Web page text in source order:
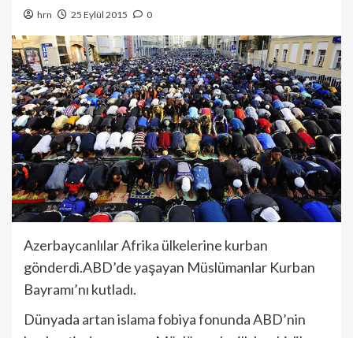
hrn 25 Eylül 2015 0
Azerbaycanlılar Afrika ülkelerine kurban
gönderdi.ABD’de yaşayan Müslümanlar Kurban
Bayramı’nı kutladı.
Dünyada artan islama fobiya fonunda ABD’nin